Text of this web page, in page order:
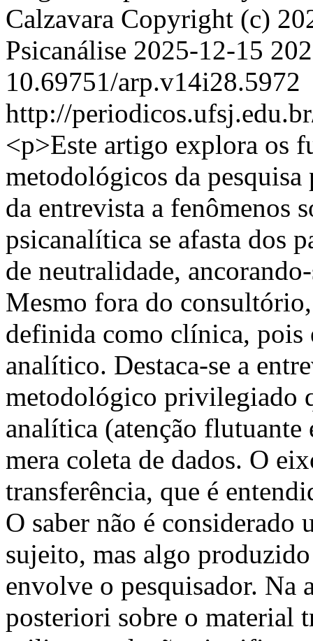
Calzavara Copyright (c)
Psicanálise 2025-12-15
10.69751/arp.v14i28.5972
http://
<p>Este artigo explora os
metodológicos da
da entrevista a fenômenos
psicanalítica se afasta dos
de neutralidade,
Mesmo fora do
definida como clínica, pois
analítico. Destaca-se a
metodológico privilegiado
analítica (atenção flutuante
mera coleta de dados. O
transferência, que é
O saber não é
sujeito, mas algo
envolve o pesquisador. Na
posteriori sobre o material